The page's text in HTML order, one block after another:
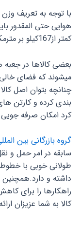
با توجه به تعریف
هوایی حتی المقدور
کمتر از167کیلو بر مترمکعب میباشد در تعداد بالا پرهیز کرد
بعضی کالاها در
میشوند که فضای
چنانچه بتوان اصل
بندی کرده و کارتن
کرد امکان صرفه
گروه بازرگانی بین
سابقه در امر حمل و
طولانی خوبی با
داشته و
راهکارها را برای
کالا به شما عزیزان